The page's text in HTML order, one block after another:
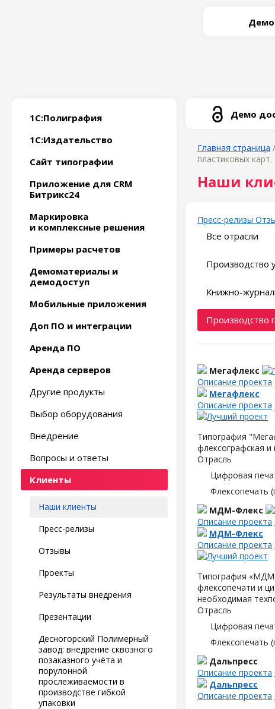
Демо
1С:Полиграфия
1С:Издательство
Сайт типографии
Приложение для CRM
Битрикс24
Маркировка
и комплексные решения
Примеры расчетов
Демоматериалы и
демодоступ
Мобильные приложения
Доп ПО и интеграции
Аренда ПО
Аренда серверов
Другие продукты
Выбор оборудования
Внедрение
Вопросы и ответы
Клиенты
Наши клиенты
Пресс-релизы
Отзывы
Проекты
Результаты внедрения
Презентации
Десногорский Полимерный
завод: внедрение сквозного
позаказного учёта и
порулонной
прослеживаемости в
производстве гибкой
упаковки
Демо
Главная страница
пластиковых карт.
Наши
Пресс-релизы
Все отрасли
Производство
Книжно-
Производство
Мегафлекс
Описание проекта
Мегафлекс
Описание проекта
Типография
флексографская
Отрасль
Цифровая
Флексопечать
МДМ-Флекс
Описание проекта
МДМ-Флекс
Описание проекта
Типография «МДМ-
флексопечати и
необходимая
Отрасль
Цифровая
Флексопечать
Дальпресс
Описание проекта
Дальпресс
Описание проекта